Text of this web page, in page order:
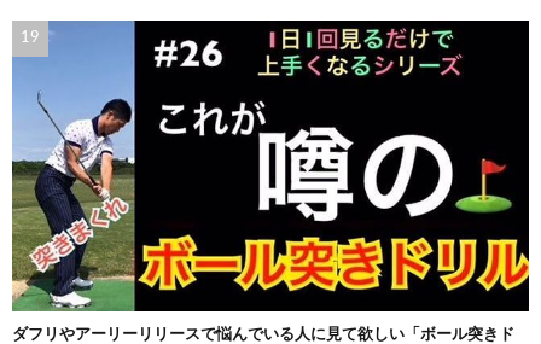
ダフリやアーリーリリースで悩んでいる人に見て欲しい「ボール突きド